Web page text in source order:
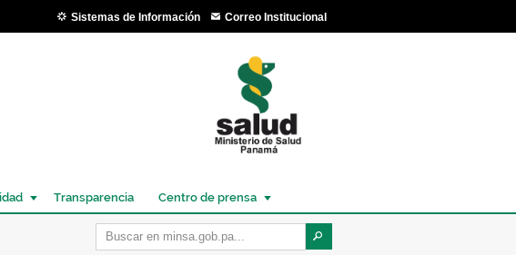
Sistemas de Información Correo Institucional
Transparencia Centro de prensa